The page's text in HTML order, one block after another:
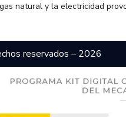
natural y la electricidad
reservados – 2026